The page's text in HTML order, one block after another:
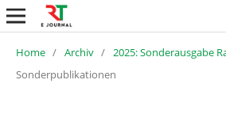
Home / Archiv / 2025: Sonderausgabe
Sonderpublikationen